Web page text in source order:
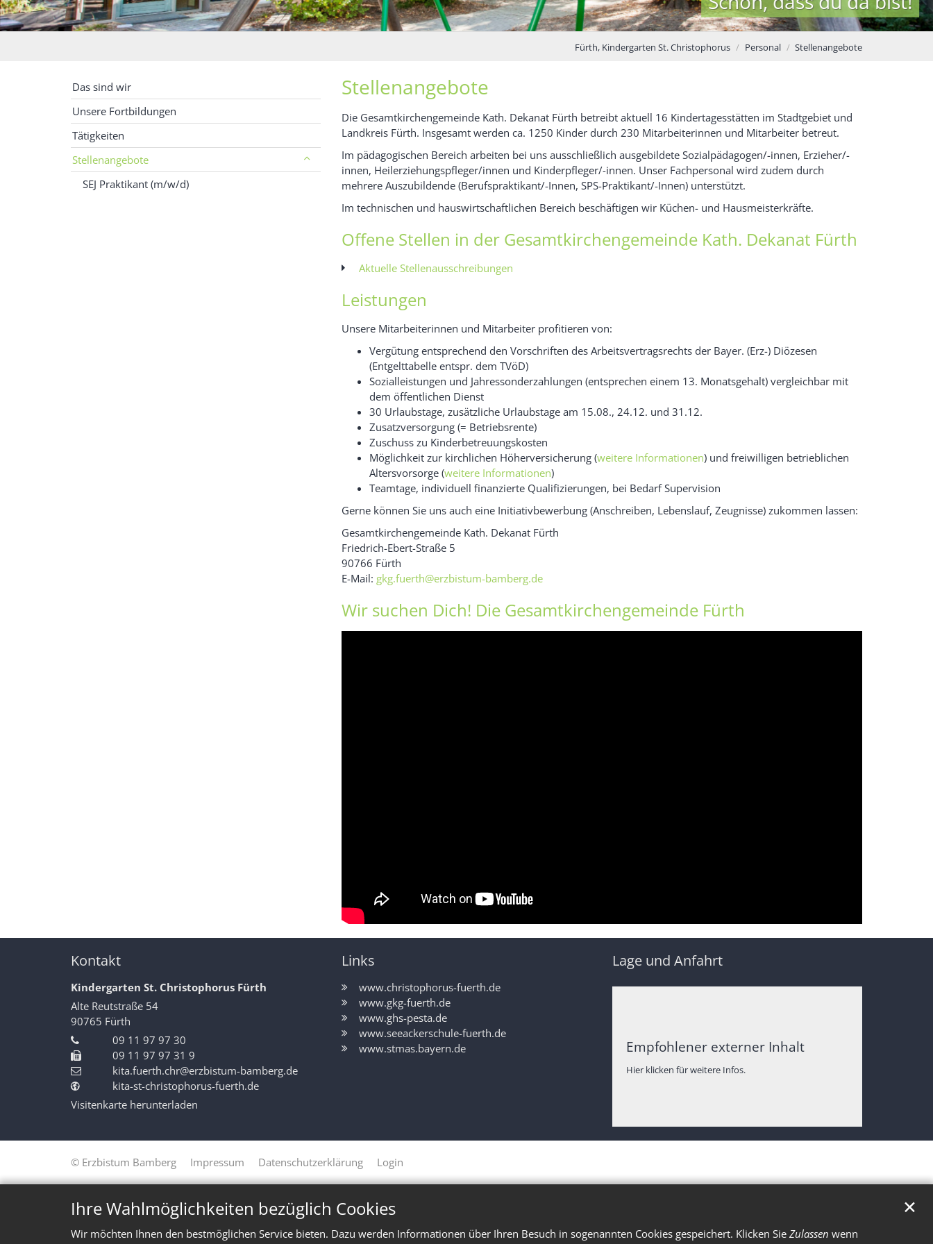
Ihre Wahlmöglichkeiten bezüglich Cookies
Wir möchten Ihnen den bestmöglichen Service bieten. Dazu werden Informationen über Ihren Besuch in sogenannten Cookies gespeichert. Klicken Sie Zulassen wenn
✕
Fürth, Kindergarten St. Christophorus Personal Stellenangebote
Stellenangebote
Die Gesamtkirchengemeinde Kath. Dekanat Fürth betreibt aktuell 16 Kindertagesstätten im Stadtgebiet und
Landkreis Fürth. Insgesamt werden ca. 1250 Kinder durch 230 Mitarbeiterinnen und Mitarbeiter betreut.
Im pädagogischen Bereich arbeiten bei uns ausschließlich ausgebildete Sozialpädagogen/-innen, Erzieher/-
innen, Heilerziehungspfleger/innen und Kinderpfleger/-innen. Unser Fachpersonal wird zudem durch
mehrere Auszubildende (Berufspraktikant/-Innen, SPS-Praktikant/-Innen) unterstützt.
Im technischen und hauswirtschaftlichen Bereich beschäftigen wir Küchen- und Hausmeisterkräfte.
Offene Stellen in der Gesamtkirchengemeinde Kath. Dekanat Fürth
Aktuelle Stellenausschreibungen
Leistungen
Unsere Mitarbeiterinnen und Mitarbeiter profitieren von:
Vergütung entsprechend den Vorschriften des Arbeitsvertragsrechts der Bayer. (Erz-) Diözesen
(Entgelttabelle entspr. dem TVöD)
Sozialleistungen und Jahressonderzahlungen (entsprechen einem 13. Monatsgehalt) vergleichbar mit
dem öffentlichen Dienst
30 Urlaubstage, zusätzliche Urlaubstage am 15.08., 24.12. und 31.12.
Zusatzversorgung (= Betriebsrente)
Zuschuss zu Kinderbetreuungskosten
Möglichkeit zur kirchlichen Höherversicherung (weitere Informationen) und freiwilligen betrieblichen
Altersvorsorge (weitere Informationen)
Teamtage, individuell finanzierte Qualifizierungen, bei Bedarf Supervision
Gerne können Sie uns auch eine Initiativbewerbung (Anschreiben, Lebenslauf, Zeugnisse) zukommen lassen:
Gesamtkirchengemeinde Kath. Dekanat Fürth
Friedrich-Ebert-Straße 5
90766 Fürth
E-Mail: gkg.fuerth@erzbistum-bamberg.de
Wir suchen Dich! Die Gesamtkirchengemeinde Fürth
Das sind wir
Unsere Fortbildungen
Tätigkeiten
Stellenangebote
SEJ Praktikant (m/w/d)
Kontakt
Kindergarten St. Christophorus Fürth
Alte Reutstraße 54
90765 Fürth
09 11 97 97 30
09 11 97 97 31 9
kita.fuerth.chr@erzbistum-bamberg.de
kita-st-christophorus-fuerth.de
Visitenkarte herunterladen
Links
www.christophorus-fuerth.de
www.gkg-fuerth.de
www.ghs-pesta.de
www.seeackerschule-fuerth.de
www.stmas.bayern.de
Lage und Anfahrt
Empfohlener externer Inhalt
Hier klicken für weitere Infos.
© Erzbistum Bamberg Impressum Datenschutzerklärung Login